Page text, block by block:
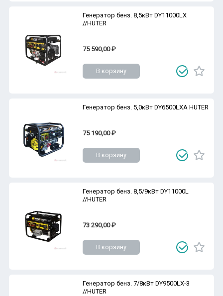
Генератор бенз. 8,5кВт DY11000LX
//HUTER
75 590,00 ₽
В корзину
Генератор бенз. 5,0кВт DY6500LXA HUTER
75 190,00 ₽
В корзину
Генератор бенз. 8,5/9кВт DY11000L
//HUTER
73 290,00 ₽
В корзину
Генератор бенз. 7/8кВт DY9500LX-3
//HUTER